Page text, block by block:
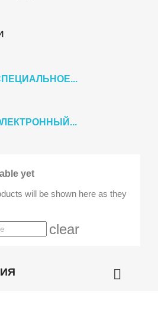
yet
will be shown here as they
clear
